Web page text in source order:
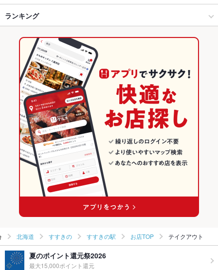
すすきの × 焼肉
すすきの駅 × 焼肉・ホルモン
すすきの駅 × 焼肉
居酒屋
すすきの × 居酒屋
すすきの × 創作
すすきの駅 × 居酒屋
すすきの駅 × 創作
すすきの駅 × 焼肉
すすきの駅 × 居酒屋
すすきの駅 × 創作
北海道
北海道 × 焼肉・ホルモン
北海道 × 焼肉
北海道 × 居酒屋
北海道 × 創作
中島公園駅
豊水すすきの駅
塩辛 ソーセージ
ランキング
北海道のグルメランキング
北海道の焼肉・ホルモンランキング
すすきののグルメランキング
すすきのの焼肉・ホルモンランキング
すすきの駅のグルメランキング
すすきの駅の焼肉・ホルモンランキング
北海道 すすきの すすきの駅 お店TOP テイクアウト
夏のポイント還元祭2026
最大15,000ポイント還元